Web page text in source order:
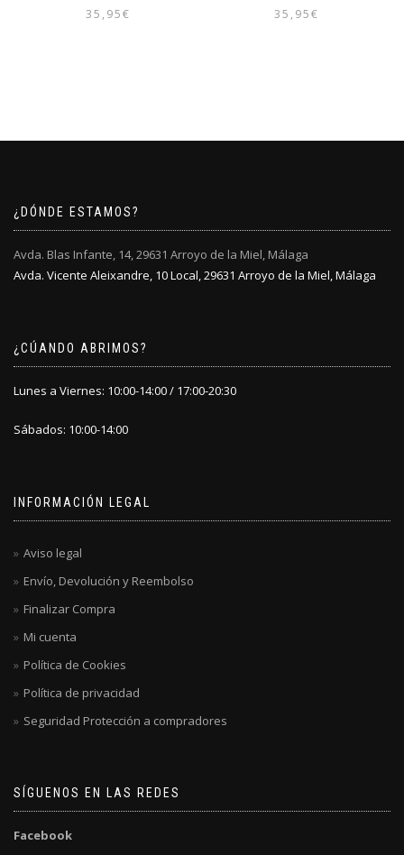
35,95€ 35,95€
¿DÓNDE ESTAMOS?
Avda. Blas Infante, 14, 29631 Arroyo de la Miel, Málaga
Avda. Vicente Aleixandre, 10 Local, 29631 Arroyo de la Miel, Málaga
¿CÚANDO ABRIMOS?
Lunes a Viernes: 10:00-14:00 / 17:00-20:30
Sábados: 10:00-14:00
INFORMACIÓN LEGAL
Aviso legal
Envío, Devolución y Reembolso
Finalizar Compra
Mi cuenta
Política de Cookies
Política de privacidad
Seguridad Protección a compradores
SÍGUENOS EN LAS REDES
Facebook